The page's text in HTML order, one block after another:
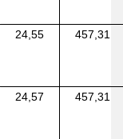
24,55 457,31
24,57 457,31